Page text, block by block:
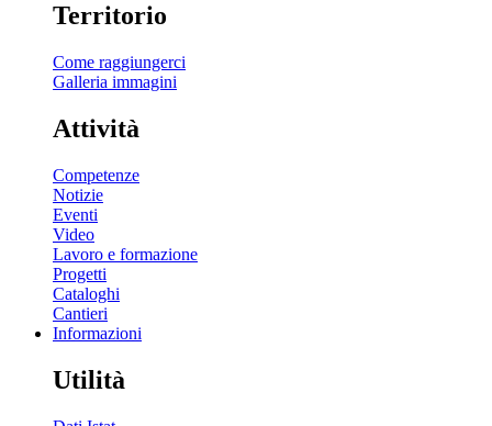
Territorio
Come raggiungerci
Galleria immagini
Attività
Competenze
Notizie
Eventi
Video
Lavoro e formazione
Progetti
Cataloghi
Cantieri
Informazioni
Utilità